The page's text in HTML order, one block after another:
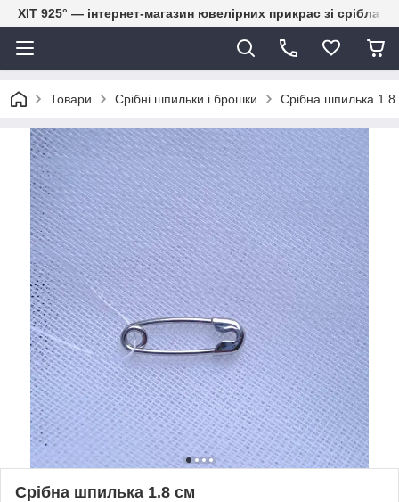
ХІТ 925° — інтернет-магазин ювелірних прикрас зі срібла
Товари Срібні шпильки і брошки Срібна шпилька 1.8
Срібна шпилька 1.8 см